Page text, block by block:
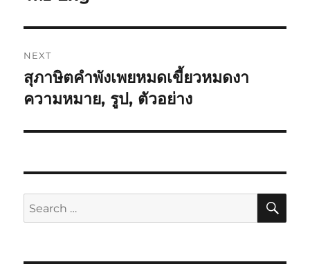
NEXT
สุภาษิตคำพังเพยหมดเขี้ยวหมดงา
ความหมาย, รูป, ตัวอย่าง